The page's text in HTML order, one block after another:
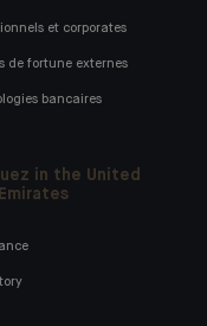
et corporates
de fortune externes
bancaires
in the United